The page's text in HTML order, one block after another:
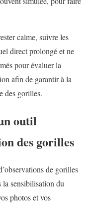
calme, suivre les
direct prolongé et ne
pour évaluer la
afin de garantir à la
des gorilles.
outil
des gorilles
de gorilles
la sensibilisation du
photos et vos